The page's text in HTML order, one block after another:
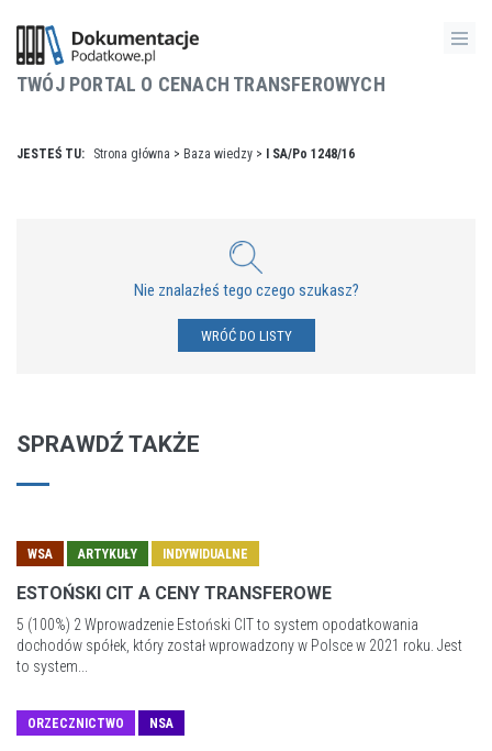
TWÓJ PORTAL O CENACH TRANSFEROWYCH
JESTEŚ TU: Strona główna > Baza wiedzy > I SA/Po 1248/16
Nie znalazłeś tego czego szukasz?
WRÓĆ DO LISTY
SPRAWDŹ TAKŻE
WSA ARTYKUŁY INDYWIDUALNE
ESTOŃSKI CIT A CENY TRANSFEROWE
5 (100%) 2 Wprowadzenie Estoński CIT to system opodatkowania
dochodów spółek, który został wprowadzony w Polsce w 2021 roku. Jest
to system...
ORZECZNICTWO NSA